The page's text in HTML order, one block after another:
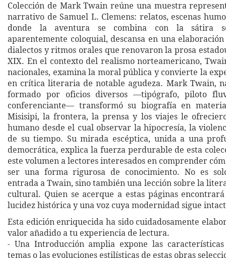
Colección de Mark Twain reúne una muestra
narrativo de Samuel L. Clemens: relatos, escenas
donde la aventura se combina con la sátira
aparentemente coloquial, descansa en una
dialectos y ritmos orales que renovaron la prosa
XIX. En el contexto del realismo norteamericano,
nacionales, examina la moral pública y convierte la
en crítica literaria de notable agudeza. Mark Twain,
formado por oficios diversos —tipógrafo, piloto
conferenciante— transformó su biografía en
Misisipi, la frontera, la prensa y los viajes le
humano desde el cual observar la hipocresía, la
de su tiempo. Su mirada escéptica, unida a una
democrática, explica la fuerza perdurable de esta
este volumen a lectores interesados en comprender
ser una forma rigurosa de conocimiento. No es
entrada a Twain, sino también una lección sobre la
cultural. Quien se acerque a estas páginas
lucidez histórica y una voz cuya modernidad sigue
Esta edición enriquecida ha sido cuidadosamente
valor añadido a tu experiencia de lectura.
- Una Introducción amplia expone las
temas o las evoluciones estilísticas de estas obras